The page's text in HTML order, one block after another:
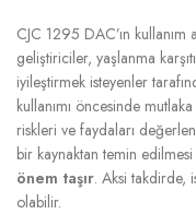
CJC 1295 DAC’ın
geliştiriciler, yaşlanma
iyileştirmek isteyenler
kullanımı öncesinde
riskleri ve faydaları
bir kaynaktan temin
önem taşır. Aksi takdirde,
olabilir.